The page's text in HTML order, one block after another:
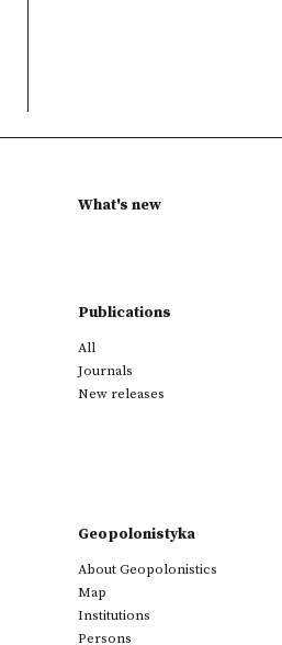
What's new
Publications
All
Journals
New releases
Geopolonistyka
About Geopolonistics
Map
Institutions
Persons